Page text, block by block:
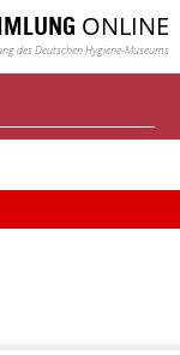
ONLINE
des Deutschen Hygiene-Museums